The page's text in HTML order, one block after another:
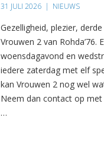
31 JULI 2026 | NIEUWS
Gezelligheid, plezier,
Vrouwen 2 van Rohda’76.
woensdagavond en
iedere zaterdag met elf
kan Vrouwen 2 nog wel
Neem dan contact op
…